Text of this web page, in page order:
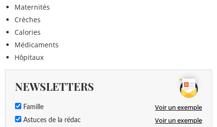
Maternités
Crèches
Calories
Médicaments
Hôpitaux
NEWSLETTERS
Famille Voir un exemple
Astuces de la rédac Voir un exemple